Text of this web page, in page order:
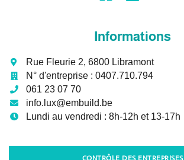
Informations
Rue Fleurie 2, 6800 Libramont
N° d'entreprise : 0407.710.794
061 23 07 70
info.lux@embuild.be
Lundi au vendredi : 8h-12h et 13-17h